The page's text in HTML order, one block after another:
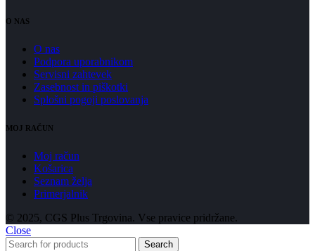
O NAS
O nas
Podpora uporabnikom
Servisni zahtevek
Zasebnost in piškotki
Splošni pogoji poslovanja
MOJ RAČUN
Moj račun
Košarica
Seznam želja
Primerjalnik
© 2025, CGS Plus Trgovina. Vse pravice pridržane.
Close
Search